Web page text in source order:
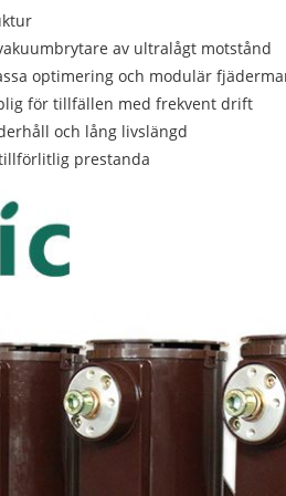
av ultralågt motstånd
optimering och modulär
för tillfällen med frekvent drift
och lång livslängd
prestanda